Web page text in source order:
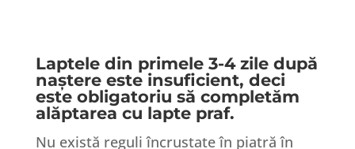
Laptele din primele 3-4 zile după
naștere este insuficient, deci
este obligatoriu să completăm
alăptarea cu lapte praf.
Nu există reguli încrustate în piatră în